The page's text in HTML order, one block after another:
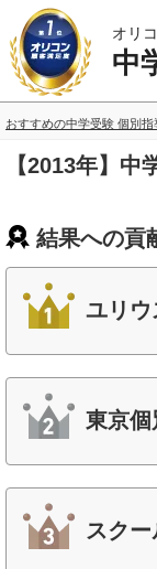
オリ
中
おすすめの中学受験 個別
【2013年】
結果への貢
ユリウ
東京個
スクー